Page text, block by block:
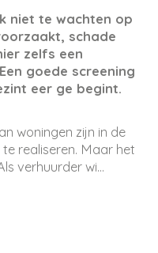
niet te wachten op
schade
zelfs een
goede screening
eer ge begint.
woningen zijn in de
realiseren. Maar het
verhuurder wi...